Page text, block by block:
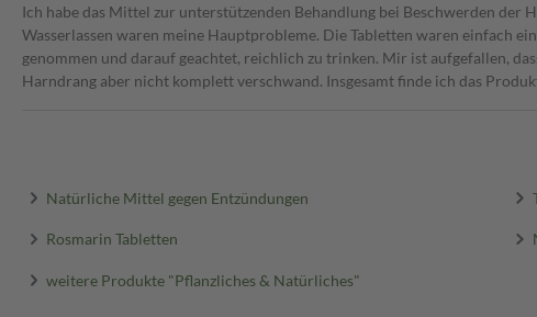
Ich habe das Mittel zur unterstützenden Behandlung bei Beschwerden der
Wasserlassen waren meine Hauptprobleme. Die Tabletten waren einfach
genommen und darauf geachtet, reichlich zu trinken. Mir ist aufgefallen,
Harndrang aber nicht komplett verschwand. Insgesamt finde ich das
Natürliche Mittel gegen Entzündungen
Rosmarin Tabletten
weitere Produkte "Pflanzliches & Natürliches"